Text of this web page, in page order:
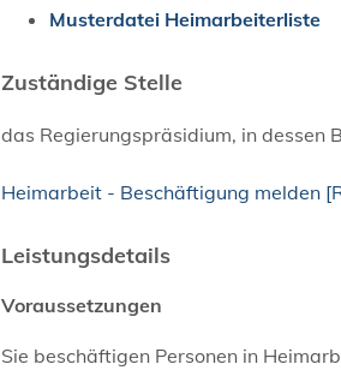
Musterdatei Heimarbeiterliste
Zuständige Stelle
das Regierungspräsidium, in dessen
Heimarbeit - Beschäftigung melden
Leistungsdetails
Voraussetzungen
Sie beschäftigen Personen in